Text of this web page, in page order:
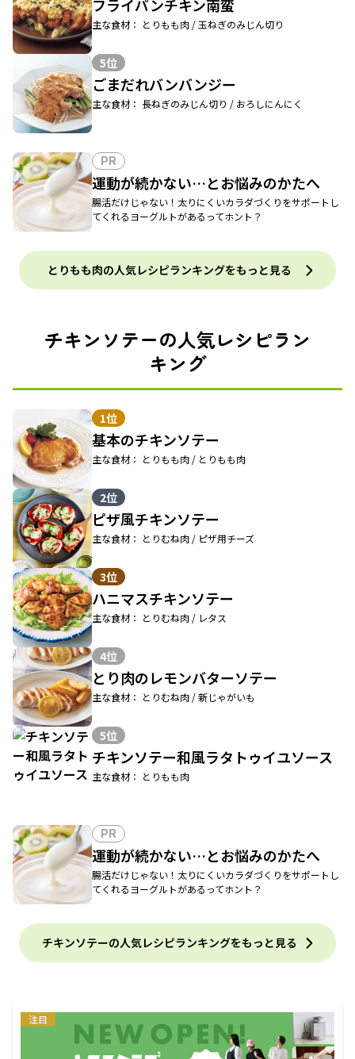
フライパンチキン南蛮
主な食材： とりもも肉 / 玉ねぎのみじん切り
5位
ごまだれバンバンジー
主な食材： 長ねぎのみじん切り / おろしにんにく
PR
運動が続かない…とお悩みのかたへ
腸活だけじゃない！太りにくいカラダづくりをサポートし
てくれるヨーグルトがあるってホント？
とりもも肉の人気レシピランキングをもっと見る
チキンソテーの人気レシピラン
キング
1位
基本のチキンソテー
主な食材： とりもも肉 / とりもも肉
2位
ピザ風チキンソテー
主な食材： とりむね肉 / ピザ用チーズ
3位
ハニマスチキンソテー
主な食材： とりむね肉 / レタス
4位
とり肉のレモンバターソテー
主な食材： とりむね肉 / 新じゃがいも
5位
チキンソテー和風ラタトゥイユソース
主な食材： とりもも肉
PR
運動が続かない…とお悩みのかたへ
腸活だけじゃない！太りにくいカラダづくりをサポートし
てくれるヨーグルトがあるってホント？
チキンソテーの人気レシピランキングをもっと見る
注目